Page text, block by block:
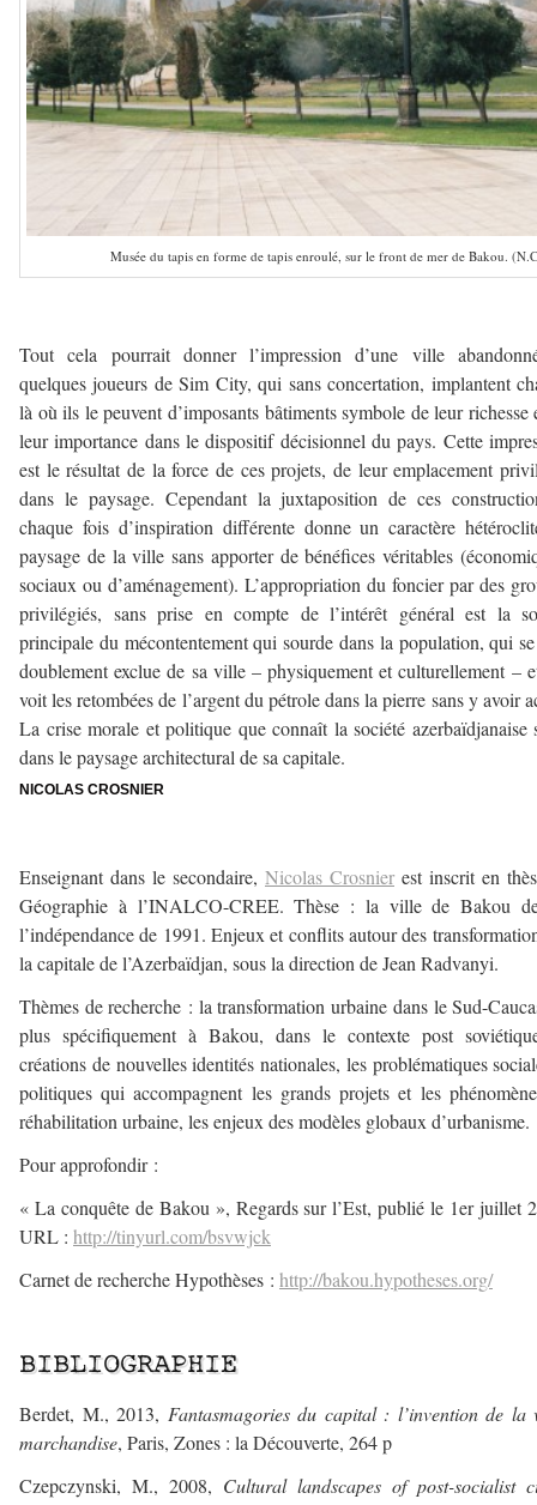
Musée du tapis en forme de tapis enroulé, sur le front de mer de Bakou.
Tout cela pourrait donner l’impression d’une ville
quelques joueurs de Sim City, qui sans concertation, implantent
là où ils le peuvent d’imposants bâtiments symbole de leur richesse
leur importance dans le dispositif décisionnel du pays. Cette
est le résultat de la force de ces projets, de leur emplacement
dans le paysage. Cependant la juxtaposition de ces
chaque fois d’inspiration différente donne un caractère
paysage de la ville sans apporter de bénéfices véritables
sociaux ou d’aménagement). L’appropriation du foncier par des
privilégiés, sans prise en compte de l’intérêt général est la
principale du mécontentement qui sourde dans la population, qui
doublement exclue de sa ville – physiquement et culturellement –
voit les retombées de l’argent du pétrole dans la pierre sans y avoir
La crise morale et politique que connaît la société azerbaïdjanaise
dans le paysage architectural de sa capitale.
NICOLAS CROSNIER
Enseignant dans le secondaire, Nicolas Crosnier est inscrit en
Géographie à l’INALCO-CREE. Thèse : la ville de Bakou
l’indépendance de 1991. Enjeux et conflits autour des
la capitale de l’Azerbaïdjan, sous la direction de Jean Radvanyi.
Thèmes de recherche : la transformation urbaine dans le Sud-
plus spécifiquement à Bakou, dans le contexte post
créations de nouvelles identités nationales, les problématiques
politiques qui accompagnent les grands projets et les
réhabilitation urbaine, les enjeux des modèles globaux d’urbanisme.
Pour approfondir :
« La conquête de Bakou », Regards sur l’Est, publié le 1er juillet
URL : http://tinyurl.com/bsvwjck
Carnet de recherche Hypothèses : http://bakou.hypotheses.org/
BIBLIOGRAPHIE
Berdet, M., 2013, Fantasmagories du capital : l’invention de la
marchandise, Paris, Zones : la Découverte, 264 p
Czepczynski, M., 2008, Cultural landscapes of post-socialist